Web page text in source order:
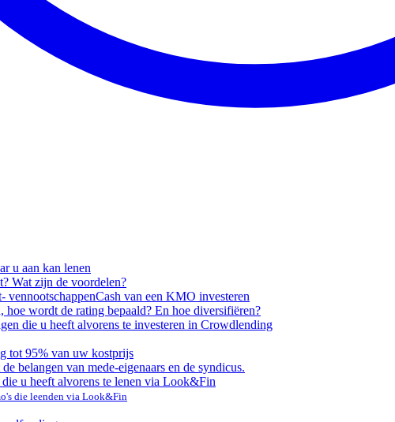
u aan kan lenen
Wat zijn de voordelen?
vennootschappenCash van een KMO investeren
hoe wordt de rating bepaald? En hoe diversifiëren?
die u heeft alvorens te investeren in Crowdlending
tot 95% van uw kostprijs
belangen van mede-eigenaars en de syndicus.
u heeft alvorens te lenen via Look&Fin
die leenden via Look&Fin